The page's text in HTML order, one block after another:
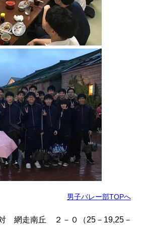
男子バレー部TOPへ
南丘 ２－０（25－19,25－